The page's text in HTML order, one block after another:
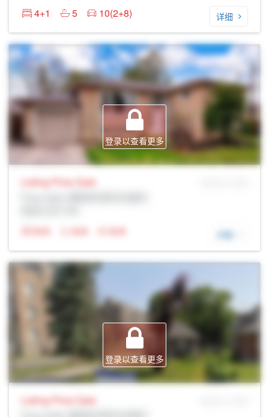
4+1
5 10(2+8) 详细
登录以查看更多
Listing Price Sale
N/A
N/A N/A 详细
登录以查看更多
Listing Price Sale